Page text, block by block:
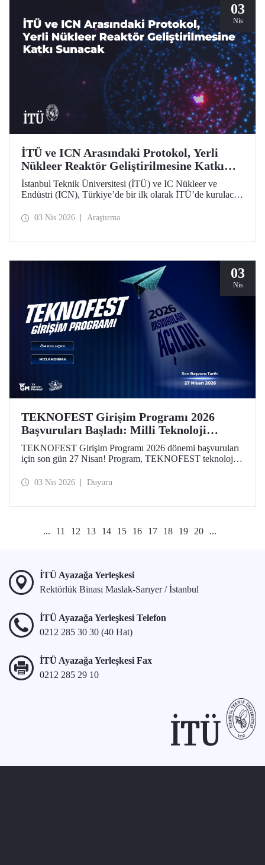
03
Nis
İTÜ ve ICN Arasındaki Protokol, Yerli
Nükleer Reaktör Geliştirilmesine Katkı
Sunacak
İstanbul Teknik Üniversitesi (İTÜ) ve IC Nükleer ve
Endüstri (ICN), Türkiye’de bir ilk olarak İTÜ’de kurulacak
sürecine katkı sağlayacak bir protokolü hayata geçirdi.
03 Nis 2026 Araştırma
03
Nis
TEKNOFEST Girişim Programı 2026
Başvuruları Başladı: Milli Teknoloji
Hamlesi Yeni Girişimlerini Bekliyor!
TEKNOFEST Girişim Programı 2026 dönemi başvuruları
için son gün 27 Nisan! Program, TEKNOFEST teknoloji
kurgulandı. Programın yeni döneminde, girişimlerin
03 Nis 2026 Duyuru
... 11 12 13 14 15 16 17 18 19 20 ...
İTÜ Ayazağa Yerleşkesi
Rektörlük Binası Maslak-Sarıyer / İstanbul
İTÜ Ayazağa Yerleşkesi Telefon
0212 285 30 30 (40 Hat)
İTÜ Ayazağa Yerleşkesi Fax
0212 285 29 10